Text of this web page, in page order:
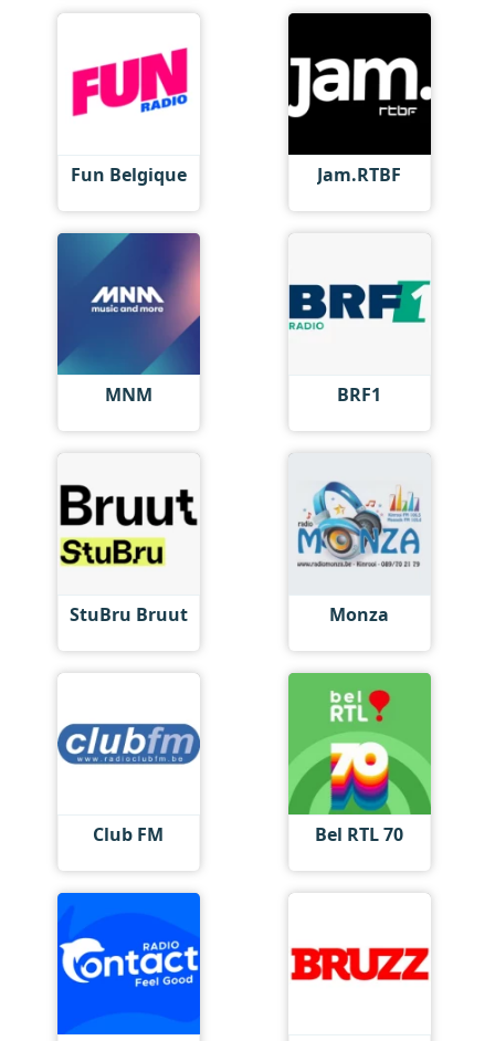
Fun Belgique Jam.RTBF
MNM BRF1
StuBru Bruut Monza
Club FM Bel RTL 70